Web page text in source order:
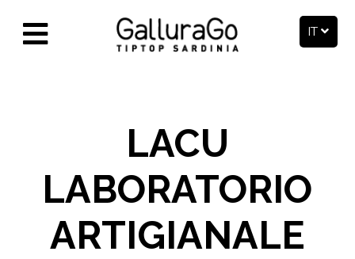
IT
LACU
LABORATORIO
ARTIGIANALE